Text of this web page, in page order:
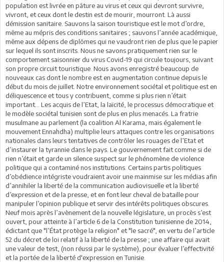
population est livrée en pâture au virus et ceux qui devront survivre,
vivront, et ceux dont le destin est de mourir, mourront. Là aussi
démission sanitaire. Sauvons la saison touristique est le mot d’ordre,
même au mépris des conditions sanitaires ; sauvons l’année académique,
même aux dépens de diplômes qui ne vaudront rien de plus que le papier
sur lequel ils sont inscrits. Nous ne savons pratiquement rien sur le
comportement saisonnier du virus Covid-19 qui circule toujours, suivant
son propre circuit touristique. Nous avons enregistré beaucoup de
nouveaux cas dont le nombre est en augmentation continue depuis le
début du mois de juillet. Notre environnement sociétal et politique est en
déliquescence et tous y contribuent, comme si plus rien n’était
important… Les acquis de l’Etat, la laïcité, le processus démocratique et
le modèle sociétal tunisien sont de plus en plus menacés. La fratrie
musulmane au parlement (la coalition Al Karama, mais également le
mouvement Ennahdha) multiplie leurs attaques contre les organisations
nationales dans leurs tentatives de contrôler les rouages de l’Etat et
d’instaurer la tyrannie dans le pays. Le gouvernement fait comme si de
rien n’était et garde un silence suspect sur le phénomène de violence
politique qui a contaminé nos institutions. Certains partis politiques
d’obédience intégriste voudraient avoir une mainmise sur les médias afin
d’annihiler la liberté de la communication audiovisuelle et la liberté
d’expression et de la presse, et en font leur cheval de bataille pour
manipuler l’opinion publique et servir des intérêts politiques obscures.
Neuf mois après l’avènement de la nouvelle législature, un procès s’est
ouvert, pour atteinte à l’article 6 de la Constitution tunisienne de 2014,
édictant que "l’État protège la religion" et "le sacré", en vertu de l’article
52 du décret de loi relatif à la liberté de la presse ; une affaire qui avait
une valeur de test, (non réussi par le système), pour évaluer l’effectivité
et la portée de la liberté d'expression en Tunisie.